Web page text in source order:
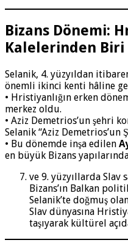
Bizans Dönemi:
Kalelerinden Biri
Selanik, 4. yüzyıldan
önemli ikinci kenti hâline
• Hristiyanlığın erken
merkez oldu.
• Aziz Demetrios’un şehri
Selanik “Aziz Demetrios’un
• Bu dönemde inşa edilen
en büyük Bizans
ve 9. yüzyıllarda Slav
Bizans’ın Balkan
Selanik’te doğmuş
Slav dünyasına
taşıyarak kültürel